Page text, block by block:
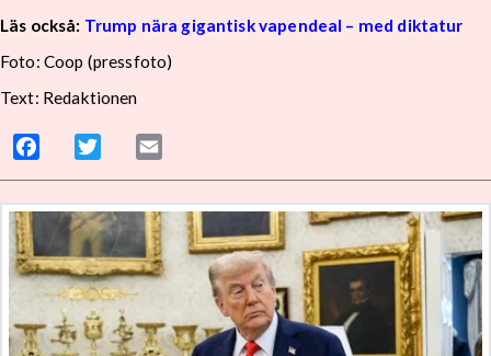
Läs också: Trump nära gigantisk vapendeal – med diktatur
Foto: Coop (pressfoto)
Text: Redaktionen
Facebook Twitter